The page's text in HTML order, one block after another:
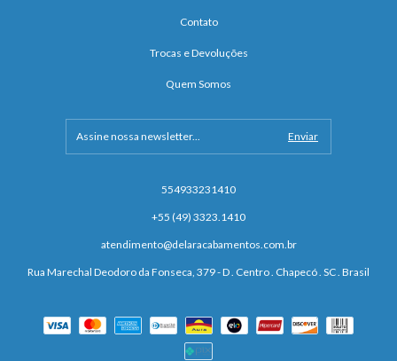
Contato
Trocas e Devoluções
Quem Somos
554933231410
+55 (49) 3323.1410
atendimento@delaracabamentos.com.br
Rua Marechal Deodoro da Fonseca, 379 - D . Centro . Chapecó . SC . Brasil